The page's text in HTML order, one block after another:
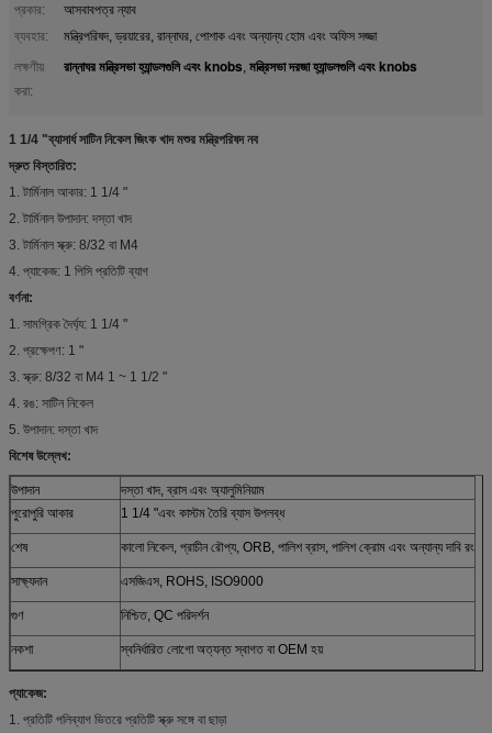
প্রকার:
আসবাবপত্র ন্যাব
ব্যবহার:
মন্ত্রিপরিষদ, ড্রয়ারের, রান্নাঘর, পোশাক এবং অন্যান্য হোম এবং অফিস সজ্জা
লক্ষণীয়
করা:
রান্নাঘর মন্ত্রিসভা হ্যান্ডলগুলি এবং knobs, মন্ত্রিসভা দরজা হ্যান্ডলগুলি এবং knobs
1 1/4 "ব্যাসার্ধ সাটিন নিকেল জিংক খাদ মশুর মন্ত্রিপরিষদ নব
দ্রুত বিস্তারিত:
1. টার্মিনাল আকার: 1 1/4 "
2. টার্মিনাল উপাদান: দস্তা খাদ
3. টার্মিনাল স্ক্রু: 8/32 বা M4
4. প্যাকেজ: 1 পিসি প্রতিটি ব্যাগ
বর্ণনা:
1. সামগ্রিক দৈর্ঘ্য: 1 1/4 "
2. প্রক্ষেপণ: 1 "
3. স্ক্রু: 8/32 বা M4 1 ~ 1 1/2 "
4. রঙ: সাটিন নিকেল
5. উপাদান: দস্তা খাদ
বিশেষ উল্লেখ:
উপাদান
দস্তা খাদ, ব্রাস এবং অ্যালুমিনিয়াম
পুরোপুরি আকার
1 1/4 "এবং কাস্টম তৈরি ব্যাস উপলব্ধ
শেষ কালো নিকেল, প্রাচীন রৌপ্য, ORB, পালিশ ব্রাস, পালিশ ক্রোম এবং অন্যান্য দাবি রং
সাক্ষ্যদান এসজিএস, ROHS, ISO9000
গুণ নিশ্চিত, QC পরিদর্শন
নকশা স্বনির্ধারিত লোগো অত্যন্ত স্বাগত বা OEM হয়
প্যাকেজ:
1. প্রতিটি পলিব্যাগ ভিতরে প্রতিটি স্ক্রু সঙ্গে বা ছাড়া